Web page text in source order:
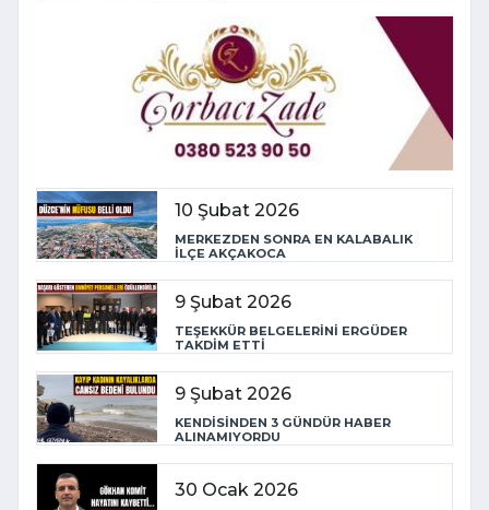
10 Şubat 2026
MERKEZDEN SONRA EN KALABALIK
İLÇE AKÇAKOCA
9 Şubat 2026
TEŞEKKÜR BELGELERİNİ ERGÜDER
TAKDİM ETTİ
9 Şubat 2026
KENDİSİNDEN 3 GÜNDÜR HABER
ALINAMIYORDU
30 Ocak 2026